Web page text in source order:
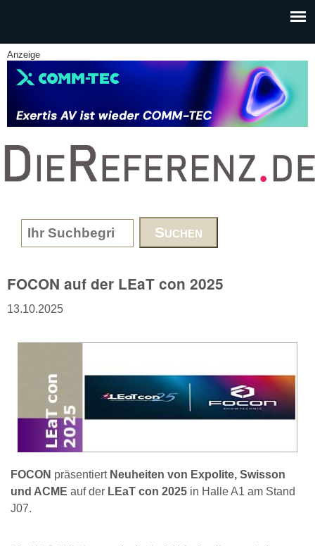
Anzeige
www.DieReferenz.de
Search form
FOCON auf der LEaT con 2025
13.10.2025
FOCON präsentiert Neuheiten von Expolite, Swisson
und ACME auf der LEaT con 2025 in Halle A1 am Stand
J07.